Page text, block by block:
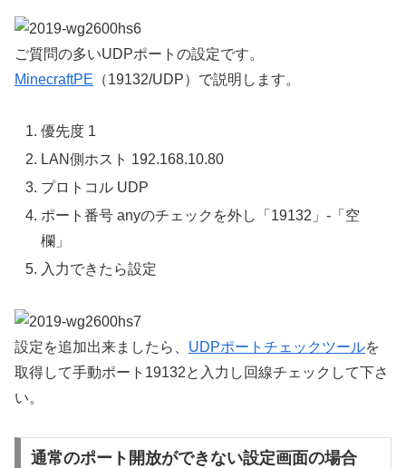
ご質問の多いUDPポートの設定です。
MinecraftPE （19132/UDP）で説明します。
優先度 1
LAN側ホスト 192.168.10.80
プロトコル UDP
ポート番号 anyのチェックを外し「19132」-「空
欄」
入力できたら設定
設定を追加出来ましたら、 UDPポートチェックツールを
取得して手動ポート19132と入力し回線チェックして下さ
い。
通常のポート開放ができない設定画面の場合